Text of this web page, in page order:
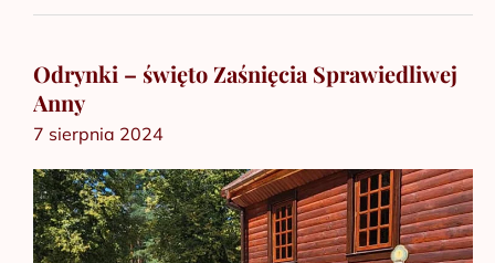
Odrynki – święto Zaśnięcia Sprawiedliwej
Anny
7 sierpnia 2024
Odrynki
–
święto
Zaśnięcia
Sprawiedliwej
Anny